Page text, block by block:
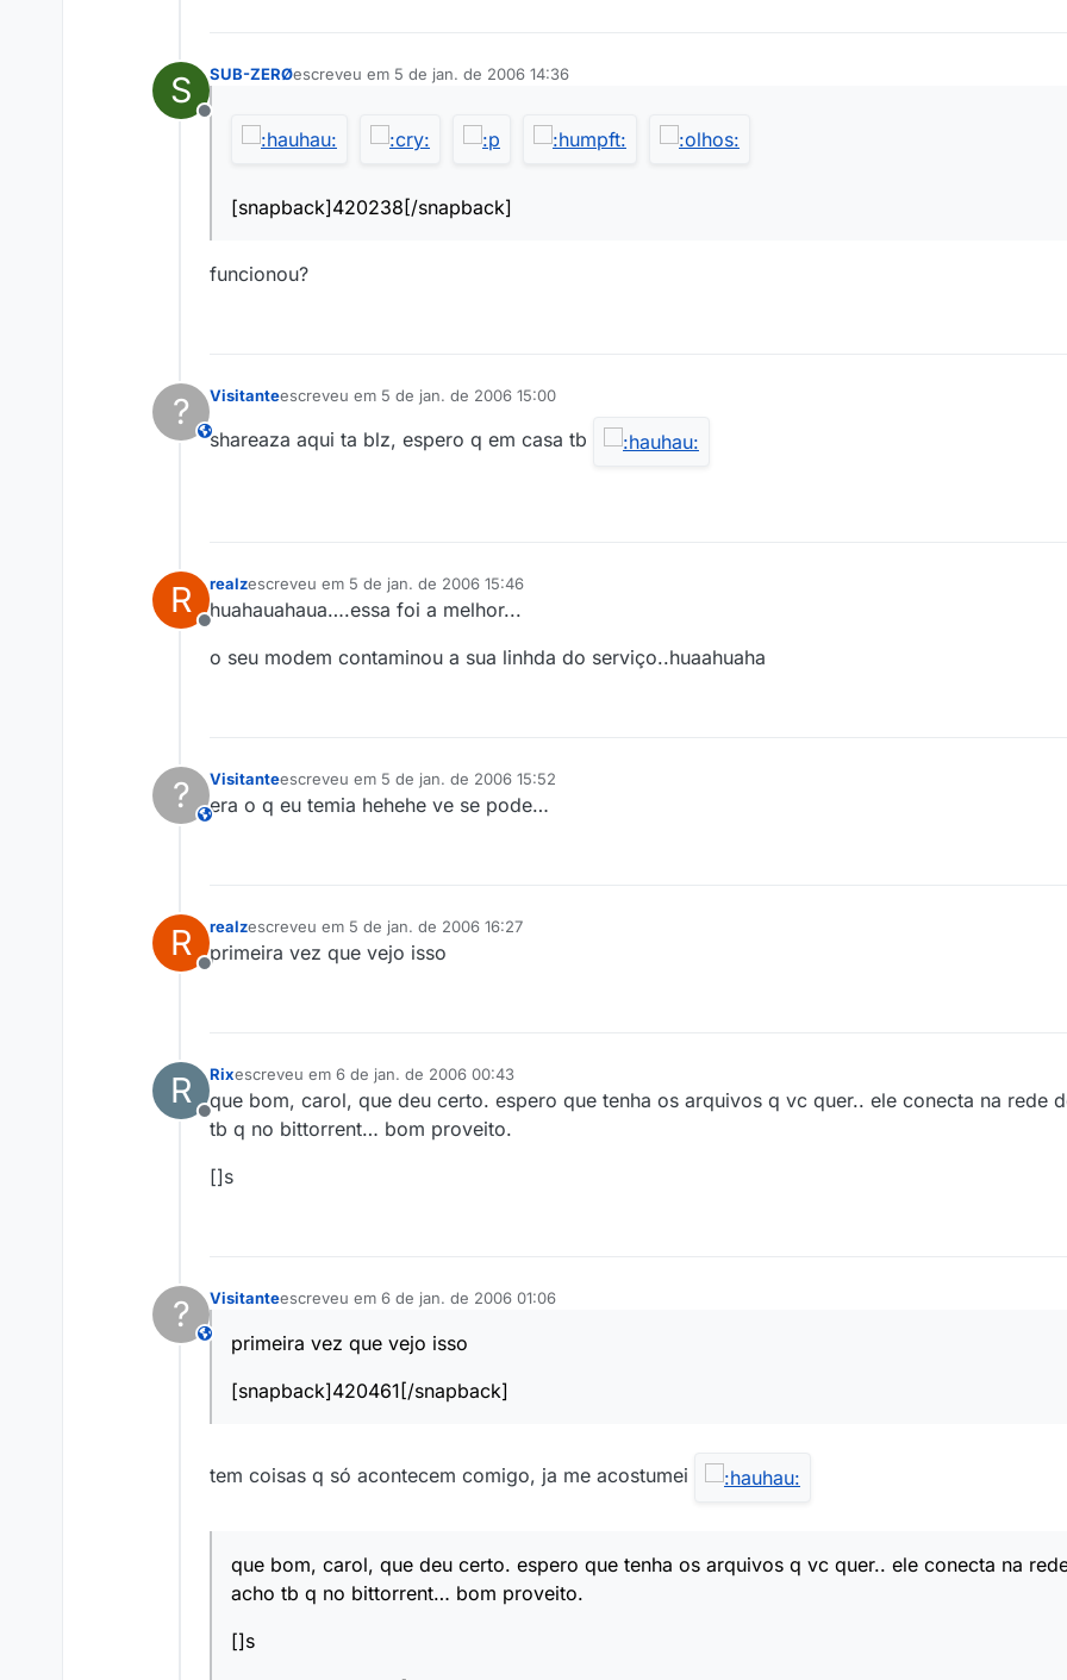
S
Offline
SUB-ZERØescreveu em 5 de jan. de 2006 14:36
última edição por
[snapback]420238[/snapback]
funcionou?
? This user is from outside of this forum
Visitanteescreveu em 5 de jan. de 2006 15:00
última edição por
shareaza aqui ta blz, espero q em casa tb
R
Offline
realzescreveu em 5 de jan. de 2006 15:46
última edição por
huahauahaua….essa foi a melhor...
o seu modem contaminou a sua linhda do serviço..huaahuaha
? This user is from outside of this forum
Visitanteescreveu em 5 de jan. de 2006 15:52
última edição por
era o q eu temia hehehe ve se pode…
R
Offline
realzescreveu em 5 de jan. de 2006 16:27
última edição por
primeira vez que vejo isso
R
Offline
Rixescreveu em 6 de jan. de 2006 00:43
última edição por
que bom, carol, que deu certo. espero que tenha os arquivos q vc quer.. ele conecta na rede
tb q no bittorrent… bom proveito.
[]s
? This user is from outside of this forum
Visitanteescreveu em 6 de jan. de 2006 01:06
última edição por
primeira vez que vejo isso
[snapback]420461[/snapback]
tem coisas q só acontecem comigo, ja me acostumei
que bom, carol, que deu certo. espero que tenha os arquivos q vc quer.. ele conecta na
acho tb q no bittorrent… bom proveito.
[]s